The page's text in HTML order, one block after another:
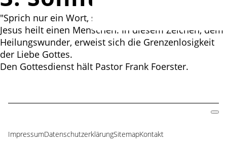
"Sprich nur ein Wort, so wird mein Knecht gesund“:
Jesus heilt einen Menschen. In diesem Zeichen, dem
Heilungswunder, erweist sich die Grenzenlosigkeit
der Liebe Gottes.
Den Gottesdienst hält Pastor Frank Foerster.
Navigation
ImpressumDatenschutzerklärungSitemapKontakt